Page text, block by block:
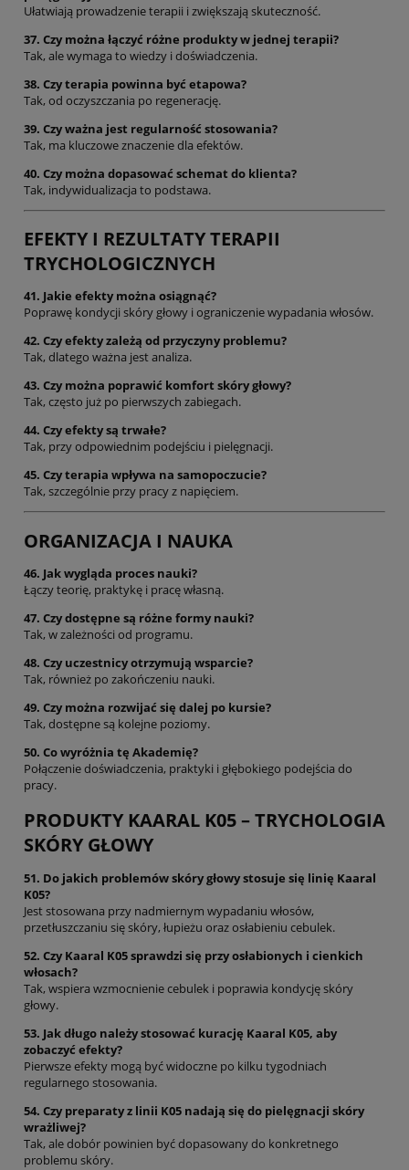
Ułatwiają prowadzenie terapii i zwiększają skuteczność.
37. Czy można łączyć różne produkty w jednej terapii?
Tak, ale wymaga to wiedzy i doświadczenia.
38. Czy terapia powinna być etapowa?
Tak, od oczyszczania po regenerację.
39. Czy ważna jest regularność stosowania?
Tak, ma kluczowe znaczenie dla efektów.
40. Czy można dopasować schemat do klienta?
Tak, indywidualizacja to podstawa.
EFEKTY I REZULTATY TERAPII
TRYCHOLOGICZNYCH
41. Jakie efekty można osiągnąć?
Poprawę kondycji skóry głowy i ograniczenie wypadania włosów.
42. Czy efekty zależą od przyczyny problemu?
Tak, dlatego ważna jest analiza.
43. Czy można poprawić komfort skóry głowy?
Tak, często już po pierwszych zabiegach.
44. Czy efekty są trwałe?
Tak, przy odpowiednim podejściu i pielęgnacji.
45. Czy terapia wpływa na samopoczucie?
Tak, szczególnie przy pracy z napięciem.
ORGANIZACJA I NAUKA
46. Jak wygląda proces nauki?
Łączy teorię, praktykę i pracę własną.
47. Czy dostępne są różne formy nauki?
Tak, w zależności od programu.
48. Czy uczestnicy otrzymują wsparcie?
Tak, również po zakończeniu nauki.
49. Czy można rozwijać się dalej po kursie?
Tak, dostępne są kolejne poziomy.
50. Co wyróżnia tę Akademię?
Połączenie doświadczenia, praktyki i głębokiego podejścia do
pracy.
PRODUKTY KAARAL K05 – TRYCHOLOGIA
SKÓRY GŁOWY
51. Do jakich problemów skóry głowy stosuje się linię Kaaral
K05?
Jest stosowana przy nadmiernym wypadaniu włosów,
przetłuszczaniu się skóry, łupieżu oraz osłabieniu cebulek.
52. Czy Kaaral K05 sprawdzi się przy osłabionych i cienkich
włosach?
Tak, wspiera wzmocnienie cebulek i poprawia kondycję skóry
głowy.
53. Jak długo należy stosować kurację Kaaral K05, aby
zobaczyć efekty?
Pierwsze efekty mogą być widoczne po kilku tygodniach
regularnego stosowania.
54. Czy preparaty z linii K05 nadają się do pielęgnacji skóry
wrażliwej?
Tak, ale dobór powinien być dopasowany do konkretnego
problemu skóry.